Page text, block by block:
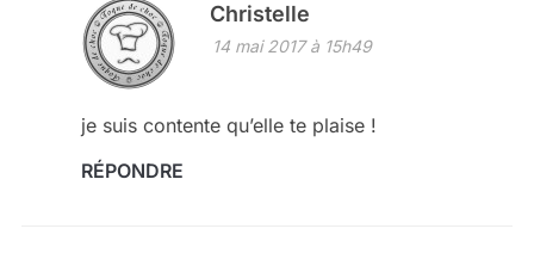
Christelle
14 mai 2017 à 15h49
je suis contente qu’elle te plaise !
RÉPONDRE